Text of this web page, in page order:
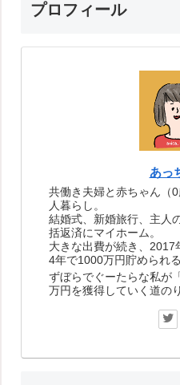
プロフィール
あっ
共働き夫婦と赤ちゃん（
人暮らし。
結婚式、新婚旅行、主人
括返済にマイホーム。
大きな出費が続き、2017
4年で1000万円貯められ
ずぼらでぐーたらな私が
万円を獲得していく道の